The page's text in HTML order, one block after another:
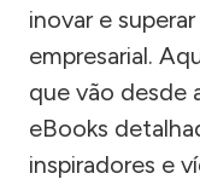
inovar e
empresarial.
que vão desde
eBooks
inspiradores e